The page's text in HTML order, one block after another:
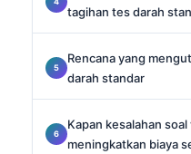
tagihan tes darah
Rencana yang
darah standar
Kapan kesalahan
meningkatkan biaya